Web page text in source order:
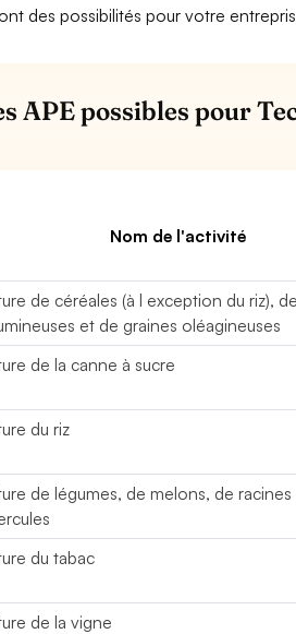
des possibilités pour votre
APE possibles pour
Nom de l'activité
de céréales (à l exception du riz), de
et de graines oléagineuses
de la canne à sucre
du riz
de légumes, de melons, de
du tabac
de la vigne